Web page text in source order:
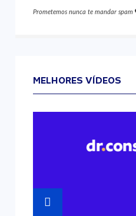
Prometemos nunca te mandar spam
MELHORES VÍDEOS